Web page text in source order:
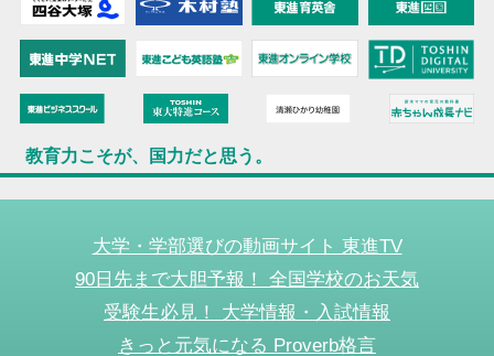
教育力こそが、国力だと思う。
大学・学部選びの動画サイト 東進TV
90日先まで大胆予報！ 全国学校のお天気
受験生必見！ 大学情報・入試情報
きっと元気になる Proverb格言